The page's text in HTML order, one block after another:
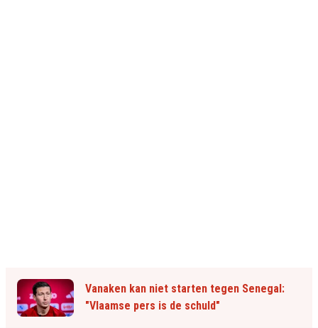
Vanaken kan niet starten tegen Senegal:
"Vlaamse pers is de schuld"